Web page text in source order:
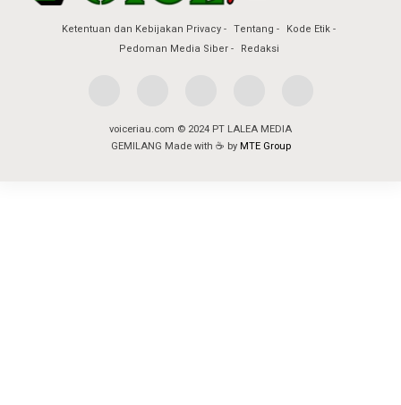
Ketentuan dan Kebijakan Privacy Tentang
Kode Etik
Pedoman Media Siber
Redaksi
voiceriau.com © 2024 PT LALEA MEDIA
GEMILANG Made with ☕ by MTE Group